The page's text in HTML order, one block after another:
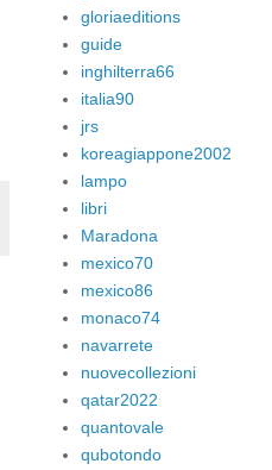
gloriaeditions
guide
inghilterra66
italia90
jrs
koreagiappone2002
lampo
libri
Maradona
mexico70
mexico86
monaco74
navarrete
nuovecollezioni
qatar2022
quantovale
qubotondo